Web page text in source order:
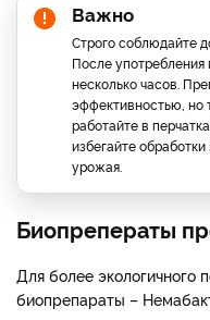
Важно
Строго соблюдайте
После употребления
несколько часов.
эффективностью, но
работайте в
избегайте
урожая.
Биопреператы
Для более экологичного
биопрепараты –